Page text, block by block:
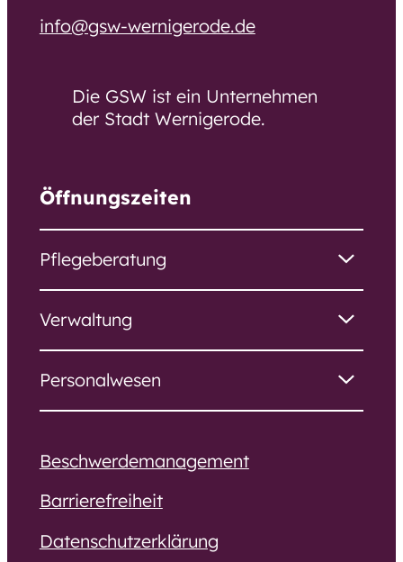
info@gsw-wernigerode.de
Die GSW ist ein Unternehmen
der Stadt Wernigerode.
Öffnungszeiten
Pflegeberatung
Verwaltung
Personalwesen
Beschwerdemanagement
Barrierefreiheit
Datenschutzerklärung